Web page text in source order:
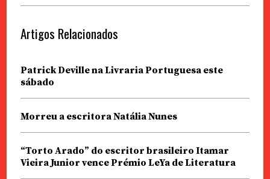
Artigos Relacionados
Patrick Deville na Livraria Portuguesa este
sábado
Morreu a escritora Natália Nunes
“Torto Arado” do escritor brasileiro Itamar
Vieira Junior vence Prémio LeYa de Literatura